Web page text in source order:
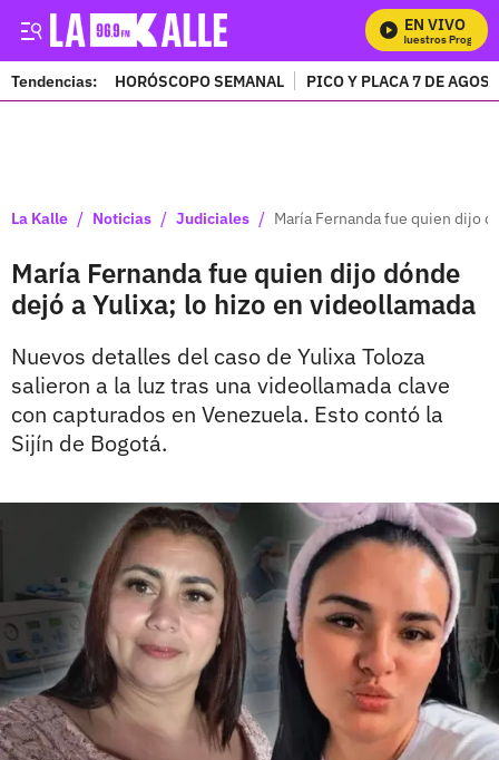
EN VIVO
Mira Todos Nuestros Programas
Tendencias: HORÓSCOPO SEMANAL PICO Y PLACA 7 DE
La Kalle / Noticias / Judiciales / María Fernanda fue quien dijo
María Fernanda fue quien dijo dónde
dejó a Yulixa; lo hizo en videollamada
Nuevos detalles del caso de Yulixa Toloza
salieron a la luz tras una videollamada clave
con capturados en Venezuela. Esto contó la
Sijín de Bogotá.